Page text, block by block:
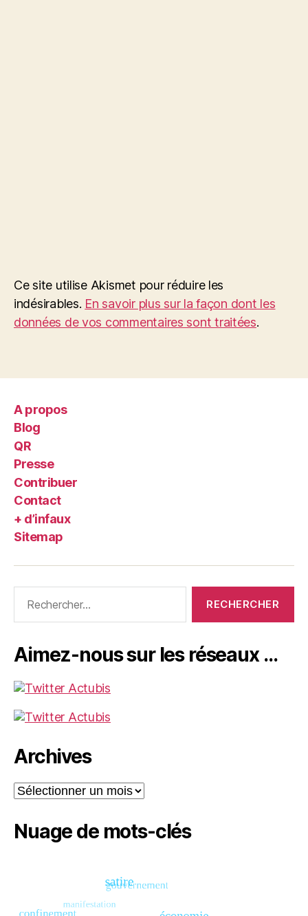
Ce site utilise Akismet pour réduire les
indésirables. En savoir plus sur la façon dont les
données de vos commentaires sont traitées.
A propos
Blog
QR
Presse
Contribuer
Contact
+ d’infaux
Sitemap
Aimez-nous sur les réseaux …
Archives
Archives
Nuage de mots-clés